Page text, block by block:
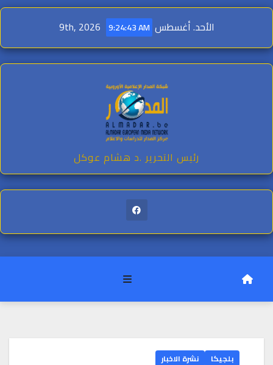
Skip
الأحد. أغسطس 9th, 2026 9:24:44 AM
رئيس التحرير .د هشام عوكل
بلجيكا نشرة الاخبار